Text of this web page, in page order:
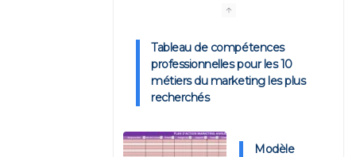
Tableau de compétences
professionnelles pour les 10
métiers du marketing les plus
recherchés
Modèle